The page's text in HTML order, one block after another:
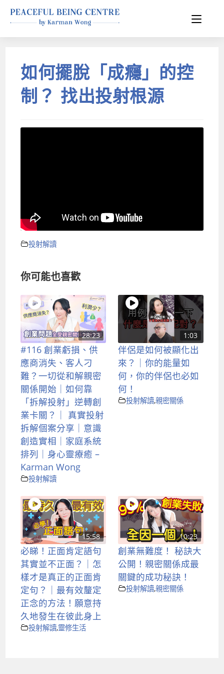
如何擺脫「成癮」的控
制？ 找出投射根源
投射解讀
你可能也喜歡
28:23
#116 創業虧損、供
應商消失、客人刁
難？一切從和解親密
關係開始｜如何靠
「拆解投射」逆轉創
業卡關？｜ 真實投射
拆解個案分享｜意識
創造實相｜家庭系統
排列｜身心靈療癒 –
Karman Wong
投射解讀
1:03
伴侶是如何被顯化出
來？｜你的能量如
何，你的伴侶也必如
何！
投射解讀,親密關係
15:58
必睇！正面肯定語句
其實並不正面？｜怎
樣才是真正的正面肯
定句？｜最有效釐定
正念的方法！願意持
久地發生在彼此身上
投射解讀,靈修生活
10:23
創業無難度！ 秘訣大
公開！親密關係成最
關鍵的成功秘訣！
投射解讀,親密關係